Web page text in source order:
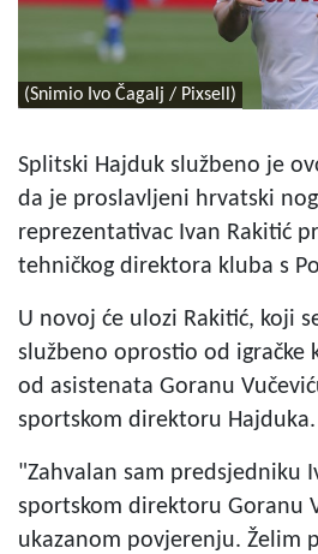
(Snimio Ivo Čagalj / Pixsell)
Splitski Hajduk službeno je
da je proslavljeni hrvatski
reprezentativac Ivan Rakitić
tehničkog direktora kluba s
U novoj će ulozi Rakitić, koji
službeno oprostio od igračke
od asistenata Goranu
sportskom direktoru Hajduka.
"Zahvalan sam predsjedniku
sportskom direktoru Goranu
ukazanom povjerenju. Želim